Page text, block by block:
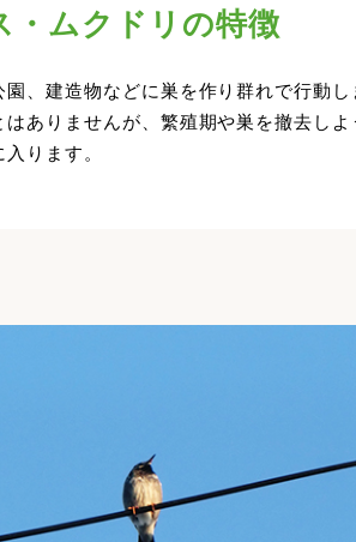
・ムクドリの特徴
、建造物などに巣を作り群れで行動し
ありませんが、繁殖期や巣を撤去しよ
ります。